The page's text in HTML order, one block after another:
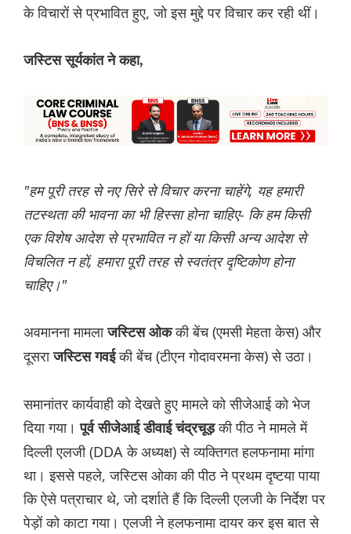
के विचारों से प्रभावित हुए, जो इस मुद्दे पर विचार कर रही थीं।
जस्टिस सूर्यकांत ने कहा,
"हम पूरी तरह से नए सिरे से विचार करना चाहेंगे, यह हमारी
तटस्थता की भावना का भी हिस्सा होना चाहिए- कि हम किसी
एक विशेष आदेश से प्रभावित न हों या किसी अन्य आदेश से
विचलित न हों, हमारा पूरी तरह से स्वतंत्र दृष्टिकोण होना
चाहिए।"
अवमानना ​​मामलाजस्टिस ओककी बेंच (एमसी मेहता केस) और
दूसराजस्टिस गवईकी बेंच (टीएन गोदावरमना केस) से उठा।
समानांतर कार्यवाही को देखते हुए मामले को सीजेआई को भेज
दिया गया।पूर्व सीजेआई डीवाई चंद्रचूड़की पीठ ने मामले में
दिल्ली एलजी (DDA के अध्यक्ष) से ​​व्यक्तिगत हलफनामा मांगा
था। इससे पहले, जस्टिस ओका की पीठ ने प्रथम दृष्टया पाया
कि ऐसे पत्राचार थे, जो दर्शाते हैं कि दिल्ली एलजी के निर्देश पर
पेड़ों को काटा गया। एलजी ने हलफनामा दायर कर इस बात से